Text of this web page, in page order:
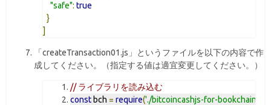
"safe": true
}
]
「createTransaction01.js」というファイルを以下の内容で作
成してください。（指定する値は適宜変更してください。）
// ライブラリを読み込む
const bch = require('./bitcoincashjs-for-bookchain/